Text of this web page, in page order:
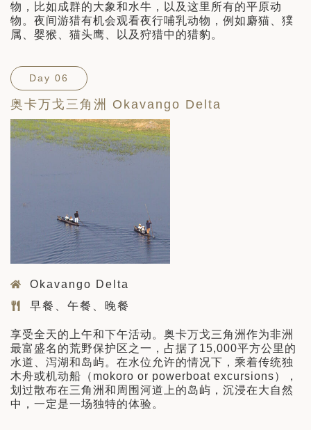
物，比如成群的大象和水牛，以及这里所有的平原动
物。夜间游猎有机会观看夜行哺乳动物，例如麝猫、獛
属、婴猴、猫头鹰、以及狩猎中的猎豹。
Day 06
奥卡万戈三角洲 Okavango Delta
Okavango Delta
早餐、午餐、晚餐
享受全天的上午和下午活动。奥卡万戈三角洲作为非洲
最富盛名的荒野保护区之一，占据了15,000平方公里的
水道、泻湖和岛屿。在水位允许的情况下，乘着传统独
木舟或机动船（mokoro or powerboat excursions），
划过散布在三角洲和周围河道上的岛屿，沉浸在大自然
中，一定是一场独特的体验。